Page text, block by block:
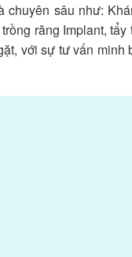
chuyên sâu như:
răng Implant,
với sự tư vấn minh